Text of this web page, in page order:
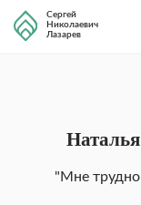
Сергей
Николаевич
Лазарев
"Мне трудно